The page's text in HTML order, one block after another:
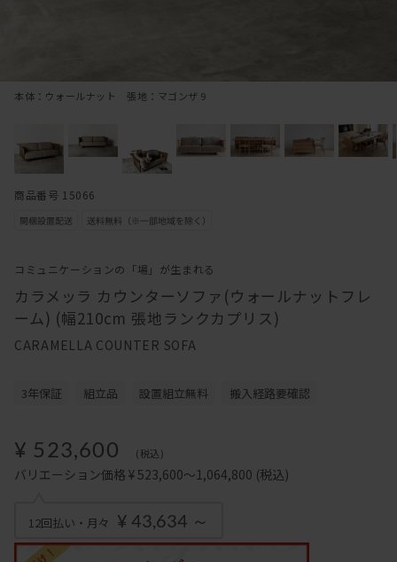
コミュニケーションの「場」が生まれる
カラメッラ カウンターソファ(ウォールナットフレ
ーム) (幅210cm 張地ランクカプリス)
CARAMELLA COUNTER SOFA
本体：ウォールナット 張地：マゴンザ 9
3年保証 組立品 設置組立無料 搬入経路要確認
¥ 523,600 (税込)
バリエーション価格 ¥ 523,600～1,064,800 (税込)
12回払い・月々 ¥ 43,634 ～
商品番号 15066